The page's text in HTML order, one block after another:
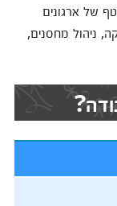
של ארגונים
ניהול מחסנים,